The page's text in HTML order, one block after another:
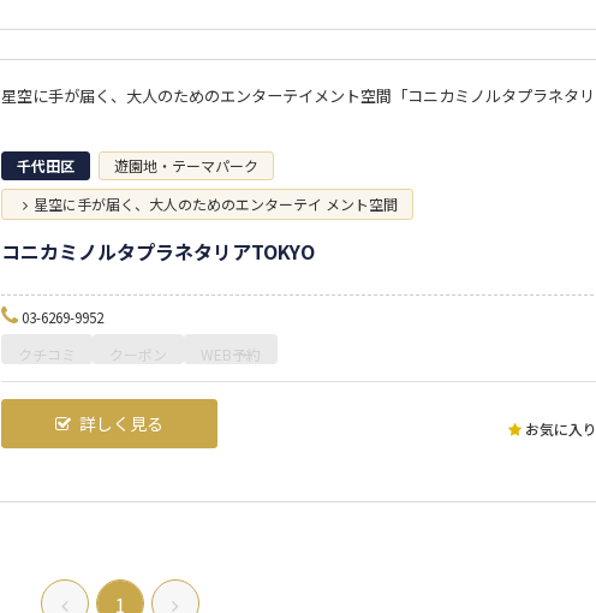
千代田区
遊園地・テーマパーク
星空に手が届く、大人のためのエンターテイ メント空間
お気に入り
コニカミノルタプラネタリアTOKYO
03-6269-9952
クチコミ クーポン WEB予約
詳しく見る
1